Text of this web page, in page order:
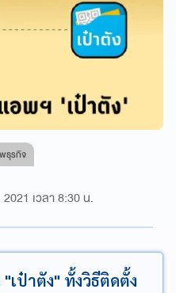
ธุรกิจ
เวลา 8:30 น.
ป๋าตัง" ทั้งวิธีติดตั้ง